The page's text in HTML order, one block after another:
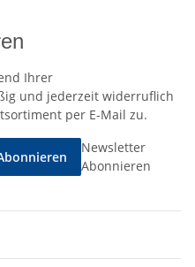
Ihrer
und jederzeit widerruflich
per E-Mail zu.
Newsletter
Abonnieren